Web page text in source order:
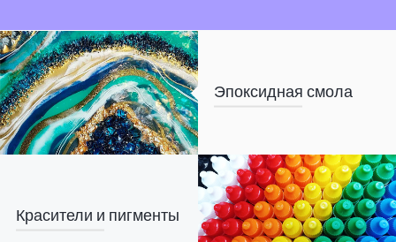
Эпоксидная смола
Красители и пигменты